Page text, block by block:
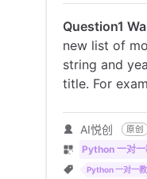
Question1
new list of
string and
title. For
AI悦创 原创
Python 一对一
Python 一对一